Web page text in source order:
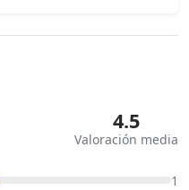
4.5
Valoración media
1